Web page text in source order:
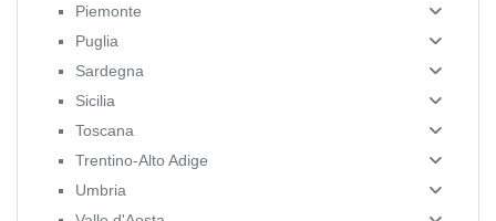
Piemonte
Puglia
Sardegna
Sicilia
Toscana
Trentino-Alto Adige
Umbria